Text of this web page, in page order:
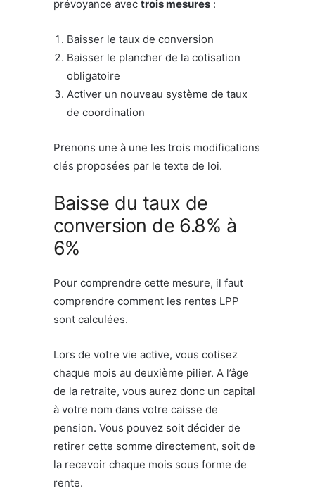
prévoyance avec trois mesures :
Baisser le taux de conversion
Baisser le plancher de la cotisation
obligatoire
Activer un nouveau système de taux
de coordination
Prenons une à une les trois modifications
clés proposées par le texte de loi.
Baisse du taux de
conversion de 6.8% à
6%
Pour comprendre cette mesure, il faut
comprendre comment les rentes LPP
sont calculées.
Lors de votre vie active, vous cotisez
chaque mois au deuxième pilier. A l’âge
de la retraite, vous aurez donc un capital
à votre nom dans votre caisse de
pension. Vous pouvez soit décider de
retirer cette somme directement, soit de
la recevoir chaque mois sous forme de
rente.